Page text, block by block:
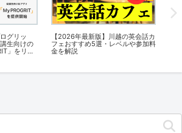
グリッ
生向けの
」をリリ
【2026年最新版】川越の英会話カ
フェおすすめ5選・レベルや参加料
金を解説